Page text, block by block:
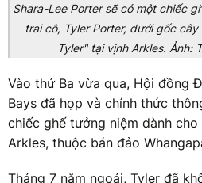
Shara-Lee Porter sẽ có một chiếc
trai cô, Tyler Porter, dưới gốc
Tyler" tại vịnh Arkles. Ảnh:
Vào thứ Ba vừa qua, Hội đồng
Bays đã họp và chính thức
chiếc ghế tưởng niệm dành
Arkles, thuộc bán đảo
Tháng 7 năm ngoái, Tyler đã